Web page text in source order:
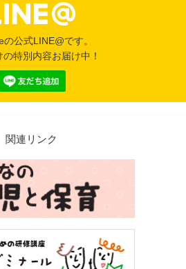
の公式LINE@です。
の特別内容お届け中！
関連リンク